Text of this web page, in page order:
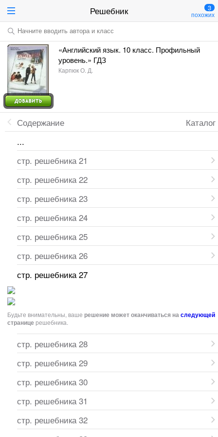
Решебник 3
похожих
Начните вводить автора и класс
«Английский язык. 10 класс. Профильный
уровень.» ГДЗ
Карпюк О. Д.
Каталог
Содержание
...
стр. решебника 21
стр. решебника 22
стр. решебника 23
стр. решебника 24
стр. решебника 25
стр. решебника 26
стр. решебника 27
Будьте внимательны, ваше решение может оканчиваться наследующей
странице решебника.
стр. решебника 28
стр. решебника 29
стр. решебника 30
стр. решебника 31
стр. решебника 32